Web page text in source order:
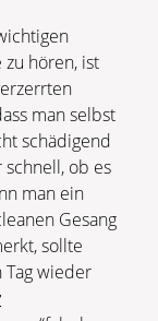
hören, ist
man selbst
schädigend
ob es
man ein
Gesang
sollte
Tag wieder